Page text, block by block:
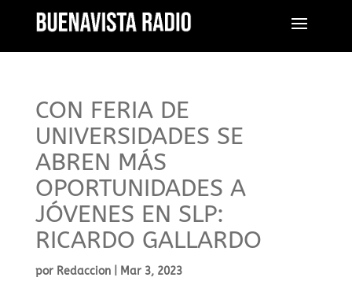
CON FERIA DE
UNIVERSIDADES SE
ABREN MÁS
OPORTUNIDADES A
JÓVENES EN SLP:
RICARDO GALLARDO
por Redaccion| Mar 3, 2023